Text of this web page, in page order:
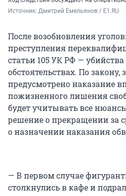
Источник: Дмитрий Емельянов / E1.RU
После возобновления
преступления
статьи 105 УК РФ —
обстоятельствах. По
предусмотрено наказание
пожизненного лишения
будет учитывать все
решение о прекращении за
о назначении наказания
— В первом случае
столкнулись в кафе и